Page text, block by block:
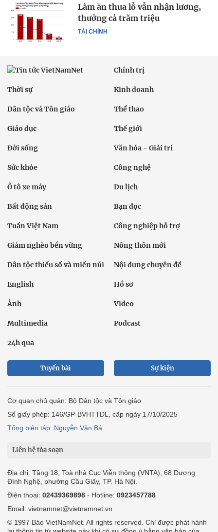
TÀI CHÍNH
Làm ăn thua lỗ vẫn nhận lương,
thưởng cả trăm triệu
Chính trị
Thời sự Kinh doanh
Dân tộc và Tôn giáo Thể thao
Giáo dục Thế giới
Đời sống Văn hóa - Giải trí
Sức khỏe Công nghệ
Ô tô xe máy Du lịch
Bất động sản Bạn đọc
Tuần Việt Nam Công nghiệp hỗ trợ
Giảm nghèo bền vững Nông thôn mới
Dân tộc thiểu số và miền núi Nội dung chuyên đề
English Hồ sơ
Ảnh Video
Multimedia Podcast
24h qua
Tuyến bài Sự kiện
Cơ quan chủ quản: Bộ Dân tộc và Tôn giáo
Số giấy phép: 146/GP-BVHTTDL, cấp ngày 17/10/2025
Tổng biên tập: Nguyễn Văn Bá
Liên hệ tòa soạn
Địa chỉ: Tầng 18, Toà nhà Cục Viễn thông (VNTA), 68 Dương
Đình Nghệ, phường Cầu Giấy, TP. Hà Nội.
Điện thoại: 02439369898 - Hotline: 0923457788
Email: vietnamnet@vietnamnet.vn
© 1997 Báo VietNamNet. All rights reserved. Chỉ được phát hành